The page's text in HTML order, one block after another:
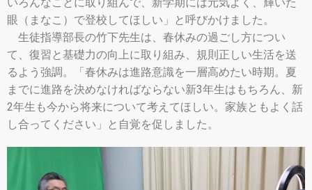
眼（まなこ）で登校してほしい」と呼びかけました。
生徒指導部長の竹下先生は、春休みの過ごし方につい
て、復習と基礎力の向上に取り組み、規則正しい生活を送
るよう強調。「春休みは進路意識を一層高めたい時期。夏
までに進路を決めなければならない新3年生はもちろん、新
2年生も今から将来について考えてほしい。家族ともよく話
し合ってください」と自覚を促しました。